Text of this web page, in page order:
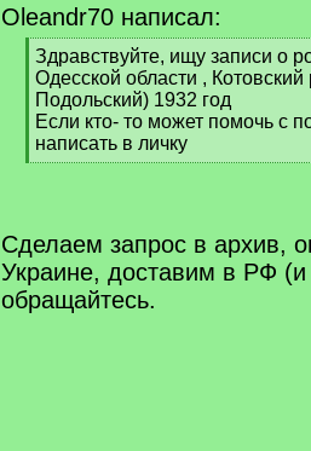
Oleandr70 написал:
[
q
]
Здравствуйте, ищу записи о
Одесской области ,
Подольский) 1932 год
Если кто- то может помочь с
написать в личку
[
Сделаем запрос в архив,
Украине, доставим в РФ
обращайтесь.